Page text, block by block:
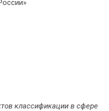
классификации в сфере